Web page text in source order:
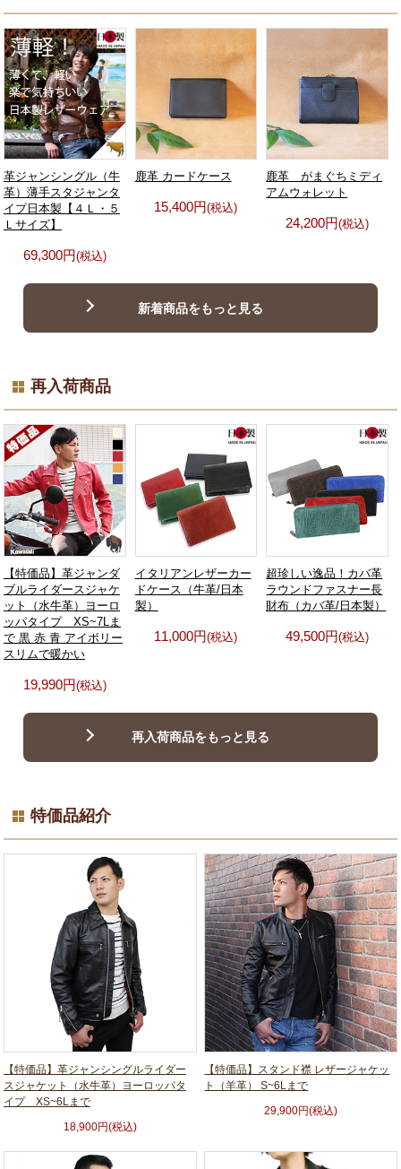
革ジャンシングル（牛
革）薄手スタジャンタ
イプ日本製【４Ｌ・５
Ｌサイズ】
69,300円(税込)
鹿革 カードケース
15,400円(税込)
鹿革 がまぐちミディ
アムウォレット
24,200円(税込)
新着商品をもっと見る
再入荷商品
【特価品】革ジャンダ
ブルライダースジャケ
ット（水牛革）ヨーロ
ッパタイプ XS~7Lま
で 黒 赤 青 アイボリー
スリムで暖かい
19,990円(税込)
イタリアンレザーカー
ドケース（牛革/日本
製）
11,000円(税込)
超珍しい逸品！カバ革
ラウンドファスナー長
財布（カバ革/日本製）
49,500円(税込)
再入荷商品をもっと見る
特価品紹介
【特価品】革ジャンシングルライダー
スジャケット（水牛革）ヨーロッパタ
イプ XS~6Lまで
18,900円(税込)
【特価品】スタンド襟 レザージャケッ
ト（羊革） S~6Lまで
29,900円(税込)